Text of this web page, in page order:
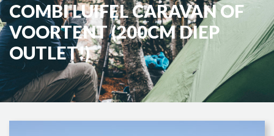
COMBI LUIFEL CARAVAN OF
VOORTENT (200CM DIEP
OUTLET!)